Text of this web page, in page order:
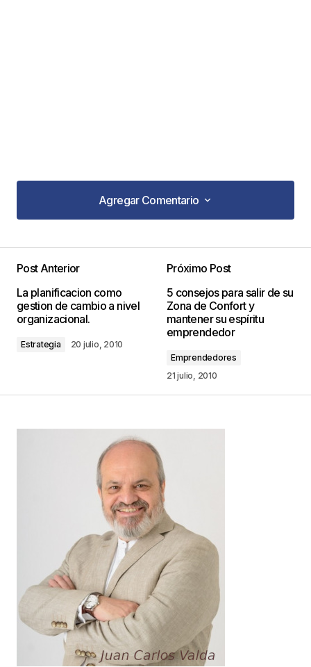
Agregar Comentario
Agregar Comentario
publicada. Los campos obligatorios están
marcados con*
Comentario*
Your Name*
Guarda mi nombre, correo electrónico y web en
este navegador para la próxima vez que
comente.
Este sitio esta protegido por
reCAPTCHA y la
Política de
privacidady losTérminos del servicio
de Googlese aplican.
Post Anterior
La planificacion como
gestion de cambio a nivel
organizacional.
Estrategia 20 julio, 2010
Próximo Post
5 consejos para salir de su
Zona de Confort y
mantener su espíritu
emprendedor
Emprendedores
21 julio, 2010